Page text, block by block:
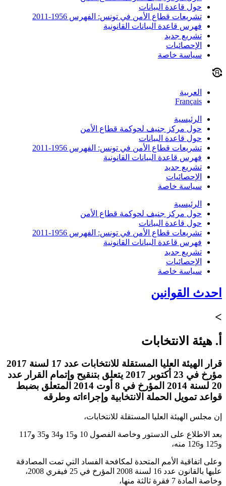
حول قاعدة البيانات
تشريعات قطاع الأمن في تونس: الفهرس 1956-2011
فهرس قاعدة البيانات القانونية
تشريع جديد
الإحصائيات
سياسة خاصة
العربية
Français
الرئيسية
حول مركز جنيف لحوكمة قطاع الأمن
حول قاعدة البيانات
تشريعات قطاع الأمن في تونس: الفهرس 1956-2011
فهرس قاعدة البيانات القانونية
تشريع جديد
الإحصائيات
سياسة خاصة
الرئيسية
حول مركز جنيف لحوكمة قطاع الأمن
حول قاعدة البيانات
تشريعات قطاع الأمن في تونس: الفهرس 1956-2011
فهرس قاعدة البيانات القانونية
تشريع جديد
الإحصائيات
سياسة خاصة
احدث القوانين
>
أ. هيئة الانتخابات
قرار الهيئة العليا المستقلة للانتخابات عدد 17 لسنة 2017
مؤرخ في 23 أكتوبر 2017 يتعلق بتنقيح وإتمام القرار عدد
20 لسنة 2014 المؤرخ في 8 أوت 2014 المتعلق بضبط
قواعد تمويل الحملة الانتخابية وإجراءاته وطرقه
إن مجلس الهيئة العليا المستقلة للانتخابات،
بعد الاطلاع على الدستور وخاصة الفصول 10 و15 و34 و35 و117
و125 و126 منه،
وعلى اتفاقية الأمم المتحدة لمكافحة الفساد التي تمت المصادقة
عليها بالقانون عدد 16 لسنة 2008 المؤرخ في 25 فيفري 2008،
وخاصة المادة 7 فقرة ثالثة منها،